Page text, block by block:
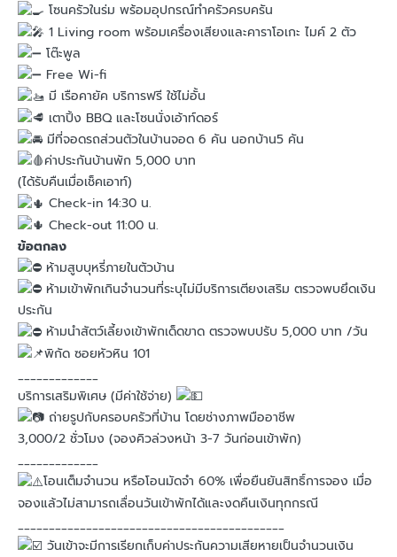
โซนครัวในร่ม พร้อมอุปกรณ์ทำครัวครบครัน
1 Living room พร้อมเครื่องเสียงและคาราโอเกะ ไมค์ 2 ตัว
โต๊ะพูล
Free Wi-fi
มี เรือคายัค บริการฟรี ใช้ไม่อั้น
เตาปิ้ง BBQ และโซนนั่งเอ้าท์ดอร์
มีที่จอดรถส่วนตัวในบ้านจอด 6 คัน นอกบ้าน5 คัน
ค่าประกันบ้านพัก 5,000 บาท
(ได้รับคืนเมื่อเช็คเอาท์)
Check-in 14:30 น.
Check-out 11:00 น.
ข้อตกลง
ห้ามสูบบุหรี่ภายในตัวบ้าน
ห้ามเข้าพักเกินจำนวนที่ระบุไม่มีบริการเตียงเสริม ตรวจพบยึดเงิน
ประกัน
ห้ามนำสัตว์เลี้ยงเข้าพักเด็ดขาด ตรวจพบปรับ 5,000 บาท /วัน
พิกัด ซอยหัวหิน 101
_____________
บริการเสริมพิเศษ (มีค่าใช้จ่าย)
ถ่ายรูปกับครอบครัวที่บ้าน โดยช่างภาพมืออาชีพ
3,000/2 ชั่วโมง (จองคิวล่วงหน้า 3-7 วันก่อนเข้าพัก)
_____________
โอนเต็มจำนวน หรือโอนมัดจำ 60% เพื่อยืนยันสิทธิ์การจอง เมื่อ
จองแล้วไม่สามารถเลื่อนวันเข้าพักได้และงดคืนเงินทุกกรณี
___________________________________________
วันเข้าจะมีการเรียกเก็บค่าประกันความเสียหายเป็นจำนวนเงิน